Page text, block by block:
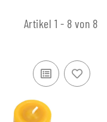
Artikel 1 - 8 von 8